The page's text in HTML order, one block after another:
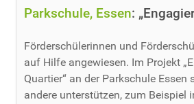
Parkschule, Essen:
Förderschülerinnen und
auf Hilfe angewiesen. Im Projekt
Quartier“ an der Parkschule Essen
andere unterstützen, zum Beispiel